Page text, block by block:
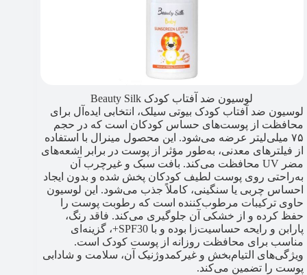
لوسیون ضد آفتاب کودک Beauty Silk
لوسیون ضد آفتاب کودک بیوتی سیلک، انتخابی ایده‌آل برای
محافظت از پوست‌های حساس کودکان است که در حجم
۷۵ میلی‌لیتر عرضه می‌شود. این محصول مینرال با استفاده
از فیلترهای معدنی، به‌طور مؤثر از پوست در برابر اشعه‌های
مضر UV محافظت می‌کند. بافت سبک و غیرچرب آن
به‌راحتی روی پوست لطیف کودکان پخش شده و بدون ایجاد
احساس چربی یا سنگینی، کاملاً جذب می‌شود. این لوسیون
حاوی ترکیبات مرطوب‌کننده است که رطوبت پوست را
حفظ کرده و از خشکی آن جلوگیری می‌کند. فاقد رنگ،
پارابن و رایحه حساسیت‌زا بوده و با SPF30+، گزینه‌ای
مناسب برای محافظت روزانه از پوست کودک است.
ویژگی‌های التیام‌بخش و غیرکمدوژنیک آن، سلامت و شادابی
پوست را تضمین می‌کند.